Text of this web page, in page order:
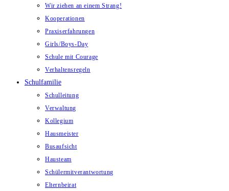
Wir ziehen an einem Strang!
Kooperationen
Praxiserfahrungen
Girls/Boys-Day
Schule mit Courage
Verhaltensregeln
Schulfamilie
Schulleitung
Verwaltung
Kollegium
Hausmeister
Busaufsicht
Hausteam
Schülermitverantwortung
Elternbeirat